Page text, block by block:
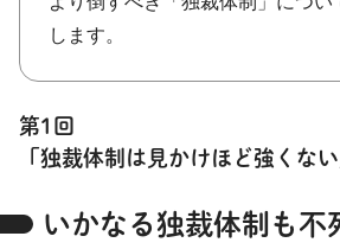
します。
第1回
「独裁体制は見かけほど強くな
いかなる独裁体制も不